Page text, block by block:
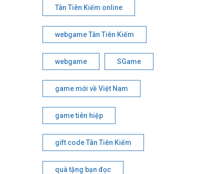
Tân Tiên Kiếm online
webgame Tân Tiên Kiếm
webgame SGame
game mới về Việt Nam
game tiên hiệp
gift code Tân Tiên Kiếm
quà tặng bạn đọc